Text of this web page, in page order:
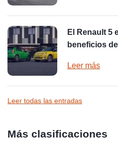
El Renault 5
beneficios
Leer más
Leer todas las entradas
Más clasificaciones